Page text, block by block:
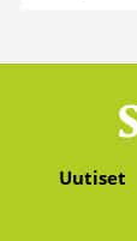
Uutiset